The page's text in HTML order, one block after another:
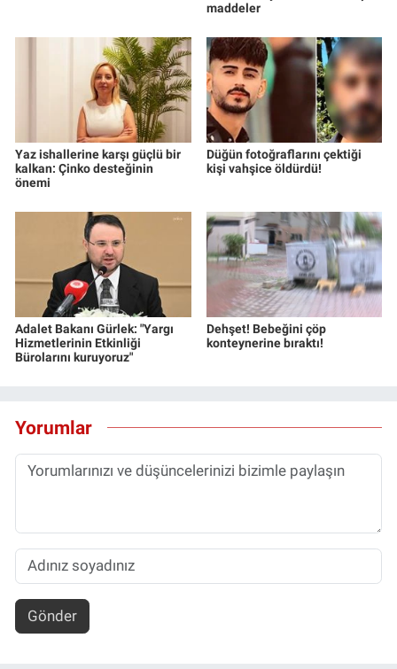
maddeler
Yaz ishallerine karşı güçlü bir
kalkan: Çinko desteğinin
önemi
Düğün fotoğraflarını çektiği
kişi vahşice öldürdü!
Adalet Bakanı Gürlek: "Yargı
Hizmetlerinin Etkinliği
Bürolarını kuruyoruz"
Dehşet! Bebeğini çöp
konteynerine bıraktı!
Yorumlar
Gönder
Canlı Yayın